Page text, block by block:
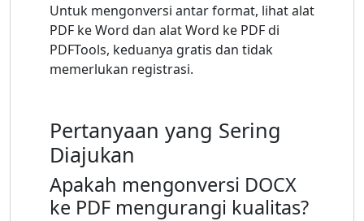
Untuk mengonversi antar format, lihat alat
PDF ke Word dan alat Word ke PDF di
PDFTools, keduanya gratis dan tidak
memerlukan registrasi.
Pertanyaan yang Sering
Diajukan
Apakah mengonversi DOCX
ke PDF mengurangi kualitas?